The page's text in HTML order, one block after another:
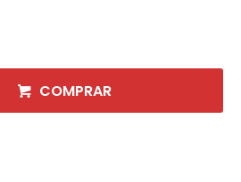
COMPRAR